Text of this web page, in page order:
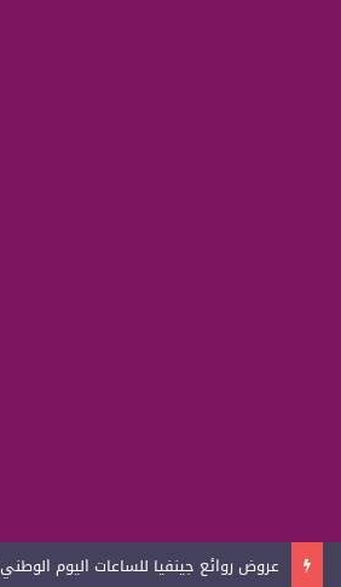
عروض روائع جينفيا للساعات اليوم الوطني 2026